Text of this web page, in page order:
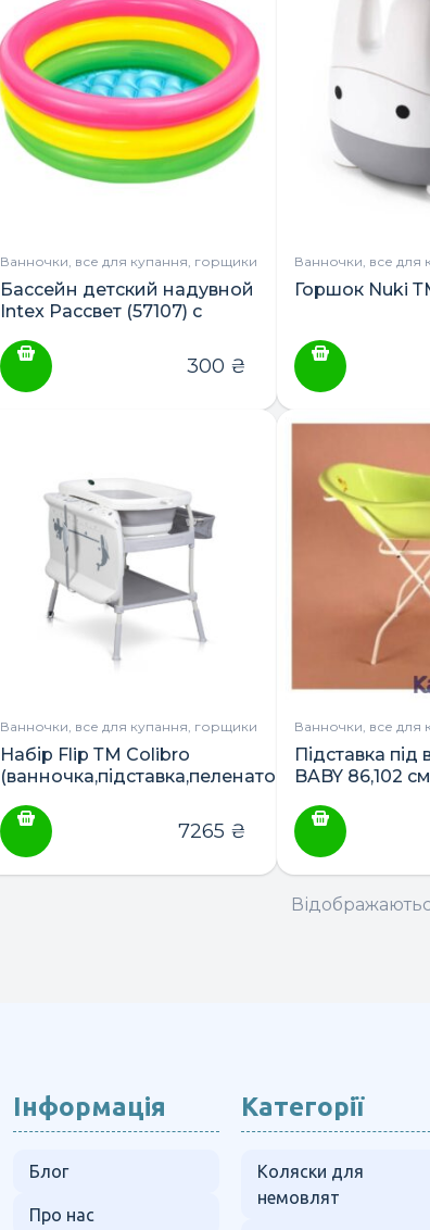
ПОШУК
Ванночки, все для купання, горщики
Бассейн детский надувной
Intex Рассвет (57107) с
300 ₴
Ванночки, все для
Горшок Nuki
Ванночки, все для купання, горщики
Набір Flip ТМ Colibro
(ванночка,підставка,пеленатор)
7265 ₴
Ванночки, все для
Підставка під
BABY 86,102
Інформація
Блог
Про нас
Категорії
Коляски для
немовлят